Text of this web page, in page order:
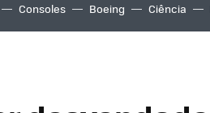
Consoles Boeing Ciência